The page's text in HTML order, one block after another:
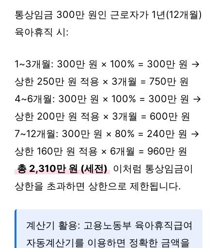
통상임금 300만 원인 근로자가 1년(12개월)
육아휴직 시:
1~3개월: 300만 원 × 100% = 300만 원 →
상한 250만 원 적용 × 3개월 = 750만 원
4~6개월: 300만 원 × 100% = 300만 원 →
상한 200만 원 적용 × 3개월 = 600만 원
7~12개월: 300만 원 × 80% = 240만 원 →
상한 160만 원 적용 × 6개월 = 960만 원
총 2,310만 원 (세전) 이처럼 통상임금이
상한을 초과하면 상한으로 제한됩니다.
계산기 활용: 고용노동부 육아휴직급여
자동계산기를 이용하면 정확한 금액을